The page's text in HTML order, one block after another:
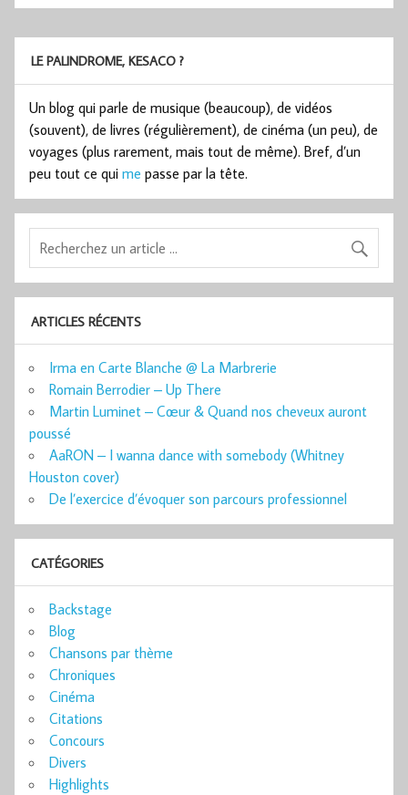
LE PALINDROME, KESACO ?
Un blog qui parle de musique (beaucoup), de vidéos
(souvent), de livres (régulièrement), de cinéma (un peu), de
voyages (plus rarement, mais tout de même). Bref, d’un
peu tout ce qui me passe par la tête.
ARTICLES RÉCENTS
Irma en Carte Blanche @ La Marbrerie
Romain Berrodier – Up There
Martin Luminet – Cœur & Quand nos cheveux auront
poussé
AaRON – I wanna dance with somebody (Whitney
Houston cover)
De l’exercice d’évoquer son parcours professionnel
CATÉGORIES
Backstage
Blog
Chansons par thème
Chroniques
Cinéma
Citations
Concours
Divers
Highlights